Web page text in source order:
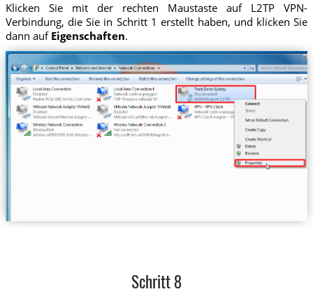
Klicken Sie mit der rechten Maustaste auf L2TP VPN-
Verbindung, die Sie in Schritt 1 erstellt haben, und klicken Sie
dann auf Eigenschaften.
Schritt 8